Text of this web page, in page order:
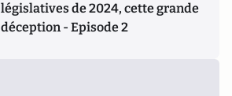
législatives de 2024, cette grande
déception - Episode 2